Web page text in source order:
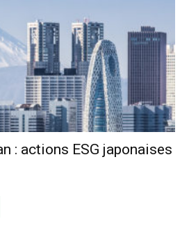
: actions ESG japonaises